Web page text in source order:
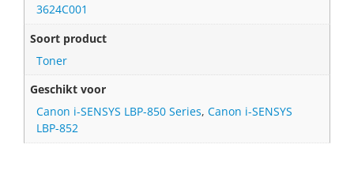
3624C001
Soort product
Toner
Geschikt voor
Canon i-SENSYS LBP-850 Series,Canon i-SENSYS
LBP-852